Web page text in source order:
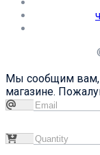
Мы сообщим вам,
магазине.